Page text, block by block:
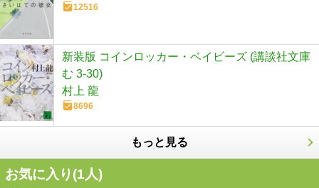
12516
新装版 コインロッカー・ベイビーズ (講談社文庫
む 3-30)
村上 龍
8696
もっと見る
お気に入り(1人)